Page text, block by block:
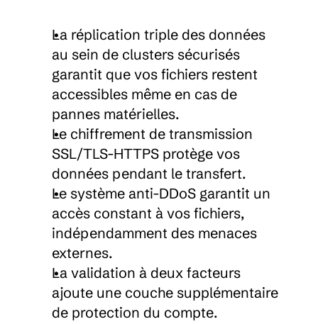
La réplication triple des données
au sein de clusters sécurisés
garantit que vos fichiers restent
accessibles même en cas de
pannes matérielles.
Le chiffrement de transmission
SSL/TLS-HTTPS protège vos
données pendant le transfert.
Le système anti-DDoS garantit un
accès constant à vos fichiers,
indépendamment des menaces
externes.
La validation à deux facteurs
ajoute une couche supplémentaire
de protection du compte.